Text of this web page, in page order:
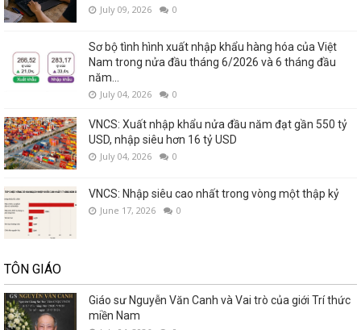
July 09, 2026 0
Sơ bộ tình hình xuất nhập khẩu hàng hóa của Việt
Nam trong nửa đầu tháng 6/2026 và 6 tháng đầu
năm...
July 04, 2026 0
VNCS: Xuất nhập khẩu nửa đầu năm đạt gần 550 tỷ
USD, nhập siêu hơn 16 tỷ USD
July 04, 2026 0
VNCS: Nhập siêu cao nhất trong vòng một thập kỷ
June 17, 2026 0
TÔN GIÁO
Giáo sư Nguyễn Văn Canh và Vai trò của giới Trí thức
miền Nam